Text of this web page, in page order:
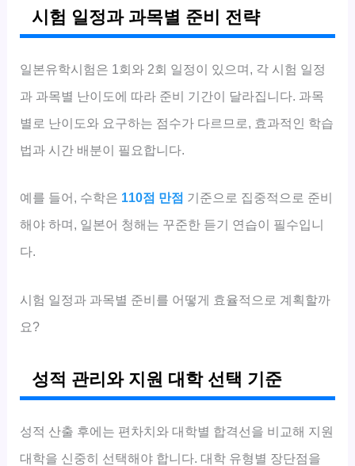
시험 일정과 과목별 준비 전략
일본유학시험은 1회와 2회 일정이 있으며, 각 시험 일정
과 과목별 난이도에 따라 준비 기간이 달라집니다. 과목
별로 난이도와 요구하는 점수가 다르므로, 효과적인 학습
법과 시간 배분이 필요합니다.
예를 들어, 수학은 110점 만점 기준으로 집중적으로 준비
해야 하며, 일본어 청해는 꾸준한 듣기 연습이 필수입니
다.
시험 일정과 과목별 준비를 어떻게 효율적으로 계획할까
요?
성적 관리와 지원 대학 선택 기준
성적 산출 후에는 편차치와 대학별 합격선을 비교해 지원
대학을 신중히 선택해야 합니다. 대학 유형별 장단점을